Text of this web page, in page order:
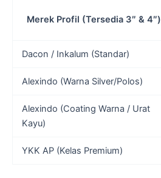
Merek Profil (Tersedia 3″ & 4″)
Dacon / Inkalum (Standar)
Alexindo (Warna Silver/Polos)
Alexindo (Coating Warna / Urat
Kayu)
YKK AP (Kelas Premium)